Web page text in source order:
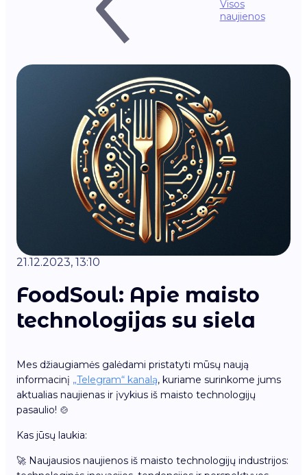
Visos
naujienos
21.12.2023, 13:10
FoodSoul: Apie maisto
technologijas su siela
Mes džiaugiamės galėdami pristatyti mūsų naują
informacinį „Telegram“ kanalą, kuriame surinkome jums
aktualias naujienas ir įvykius iš maisto technologijų
pasaulio! 🍲
Kas jūsų laukia:
🚀 Naujausios naujienos iš maisto technologijų industrijos: